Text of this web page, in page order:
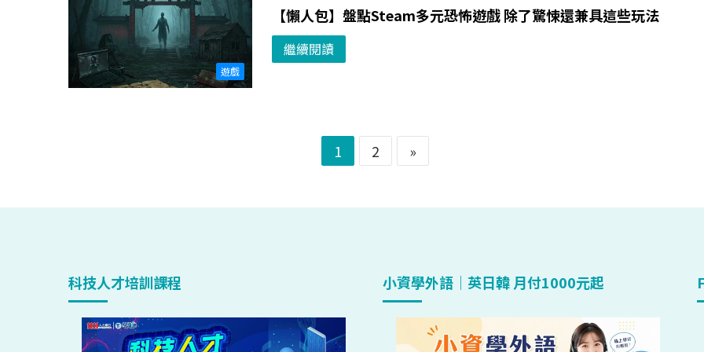
遊戲
【懶人包】盤點Steam多元恐怖遊戲 除了驚悚還兼具這些玩法
繼續閱讀
1 2 »
科技人才培訓課程 小資學外語｜英日韓 月付1000元起